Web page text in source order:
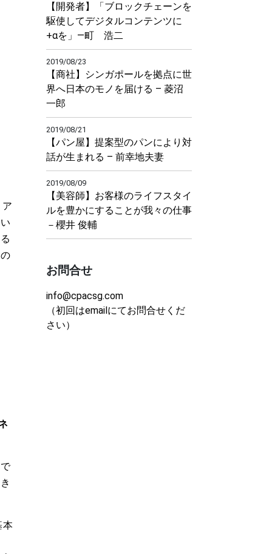
本
【開発者】「ブロックチェーンを
駆使してデジタルコンテンツに
+αを」―町 浩二
2019/08/23
【商社】シンガポールを拠点に世
界へ日本のモノを届ける – 菱沼
一郎
2019/08/21
【パン屋】提案型のパンにより対
話が生まれる – 前幸地夫妻
2019/08/09
【美容師】お客様のライフスタイ
ルを豊かにすることが我々の仕事
－櫻井 俊輔
お問合せ
info@cpacsg.com
（初回はemailにてお問合せくだ
さい）